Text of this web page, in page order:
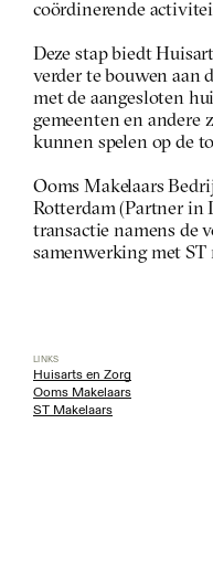
coördinerende
Deze stap biedt
verder te bouwen aan
met de aangesloten
gemeenten en andere
kunnen spelen op de
Ooms Makelaars
Rotterdam (Partner in
transactie namens de
samenwerking met ST
LINKS
Huisarts en Zorg
Ooms Makelaars
ST Makelaars